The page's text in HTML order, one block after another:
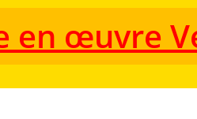
en œuvre